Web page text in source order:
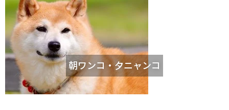
朝ワンコ・夕ニャンコ